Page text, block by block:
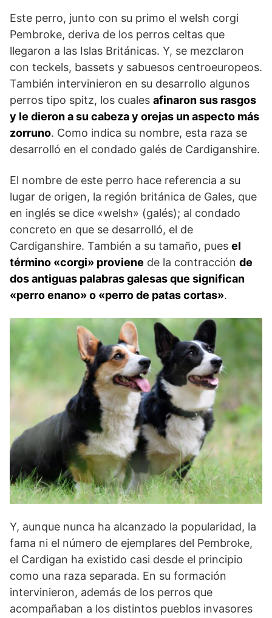
Este perro, junto con su primo el welsh corgi
Pembroke, deriva de los perros celtas que
llegaron a las Islas Británicas. Y, se mezclaron
con teckels, bassets y sabuesos centroeuropeos.
También intervinieron en su desarro­llo algunos
perros tipo spitz, los cuales afinaron sus rasgos
y le dieron a su cabeza y orejas un aspecto más
zorruno. Como indica su nombre, esta raza se
desarrolló en el condado galés de Cardiganshire.
El nombre de este perro hace referencia a su
lugar de origen, la región británica de Gales, que
en inglés se dice «welsh» (galés); al condado
concreto en que se desarrolló, el de
Cardiganshire. También a su tamaño, pues el
término «corgi» proviene de la contracción de
dos antiguas palabras galesas que significan
«perro enano» o «perro de patas cortas».
Y, aunque nunca ha alcanzado la popularidad, la
fama ni el número de ejemplares del Pembroke,
el Cardigan ha existido casi desde el principio
como una raza separada. En su formación
intervinieron, además de los perros que
acompañaban a los distintos pueblos invasores